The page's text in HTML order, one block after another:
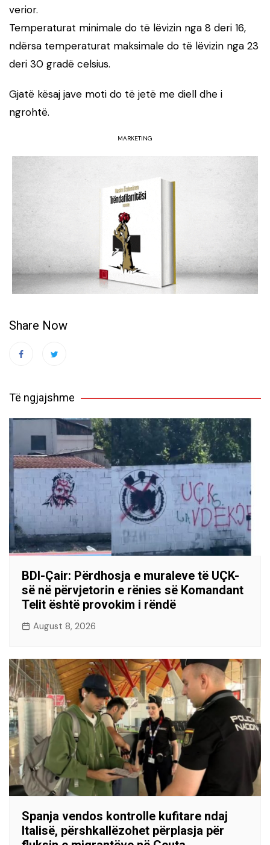
verior.
Temperaturat minimale do të lëvizin nga 8 deri 16,
ndërsa temperaturat maksimale do të lëvizin nga 23
deri 30 gradë celsius.
Gjatë kësaj jave moti do të jetë me diell dhe i
ngrohtë.
MARKETING
Share Now
Të ngjajshme
BDI-Çair: Përdhosja e muraleve të UÇK-
së në përvjetorin e rënies së Komandant
Telit është provokim i rëndë
August 8, 2026
Spanja vendos kontrolle kufitare ndaj
Italisë, përshkallëzohet përplasja për